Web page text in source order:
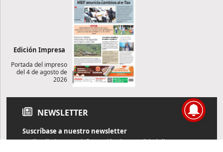
Edición Impresa
Portada del impreso
del 4 de agosto de
2026
NEWSLETTER
Suscríbase a nuestro newsletter
Reciba diariamente información de actualidad directamente en